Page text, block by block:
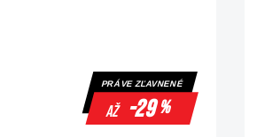
PRÁVE ZĽAVNENÉ
až -29%